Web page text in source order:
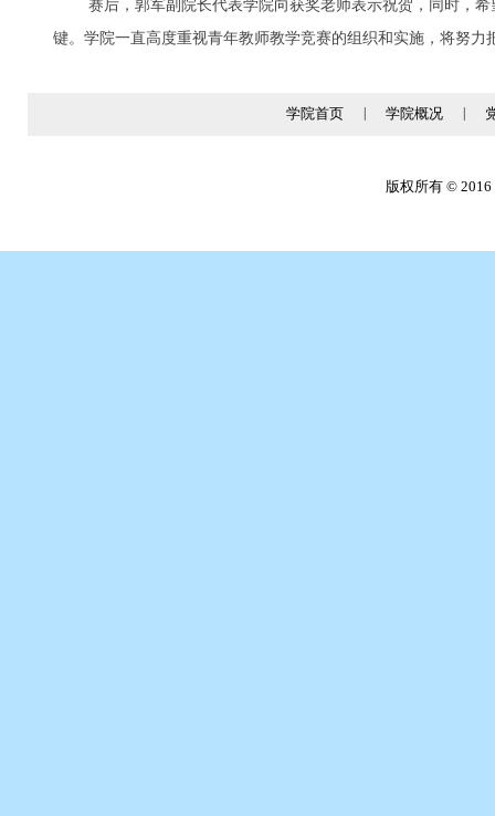
赛后，郭军副院长代表学院向获奖老师表示祝贺，同时，希
键。学院一直高度重视青年教师教学竞赛的组织和实施，将努
学院首页 学院概况
版权所有 © 2016